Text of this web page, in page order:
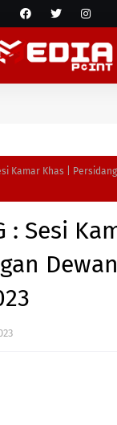
Kamar Khas |
: Sesi